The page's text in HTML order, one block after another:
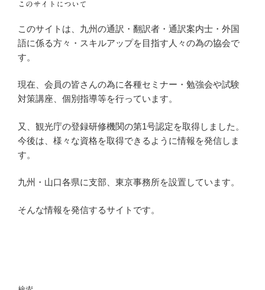
このサイトについて
このサイトは、九州の通訳・翻訳者・通訳案内士・外国
語に係る方々・スキルアップを目指す人々の為の協会で
す。
現在、会員の皆さんの為に各種セミナー・勉強会や試験
対策講座、個別指導等を行っています。
又、観光庁の登録研修機関の第1号認定を取得しました。
今後は、様々な資格を取得できるように情報を発信しま
す。
九州・山口各県に支部、東京事務所を設置しています。
そんな情報を発信するサイトです。